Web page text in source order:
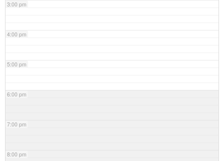
3:00 pm
4:00 pm
5:00 pm
6:00 pm
7:00 pm
8:00 pm